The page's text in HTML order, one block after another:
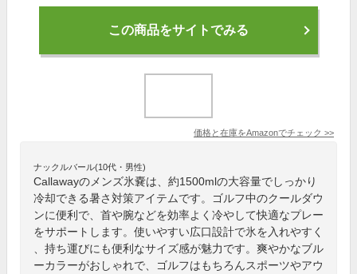
この商品をサイトでみる
価格と在庫をAmazonでチェック >>
ナックルバール(10代・男性)
Callawayのメンズ氷嚢は、約1500mlの大容量でしっかり
冷却できる暑さ対策アイテムです。ゴルフ中のクールダウ
ンに便利で、首や腕などを効率よく冷やして快適なプレー
をサポートします。使いやすい広口設計で氷を入れやすく
、持ち運びにも便利なサイズ感が魅力です。爽やかなブル
ーカラーがおしゃれで、ゴルフはもちろんスポーツやアウ